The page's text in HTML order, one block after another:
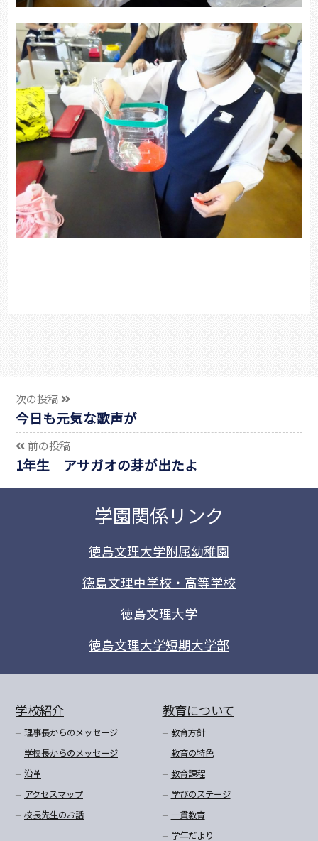
次の投稿
今日も元気な歌声が
前の投稿
1年生 アサガオの芽が出たよ
学園関係リンク
徳島文理大学附属幼稚園
徳島文理中学校・高等学校
徳島文理大学
徳島文理大学短期大学部
学校紹介
理事長からのメッセージ
学校長からのメッセージ
沿革
アクセスマップ
校長先生のお話
教育について
教育方針
教育の特色
教育課程
学びのステージ
一貫教育
学年だより